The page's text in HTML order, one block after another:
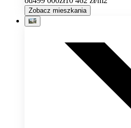
Zobacz mieszkania